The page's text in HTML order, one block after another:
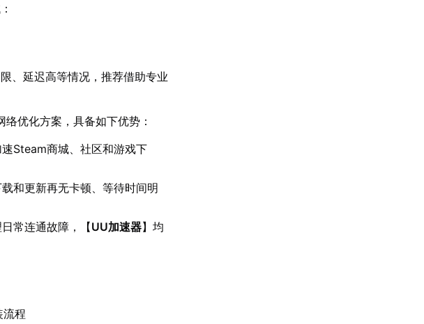
、延迟高等情况，推荐借助专业
优化方案，具备如下优势：
Steam商城、社区和游戏下
和更新再无卡顿、等待时间明
常连通故障，【UU加速器】均
流程